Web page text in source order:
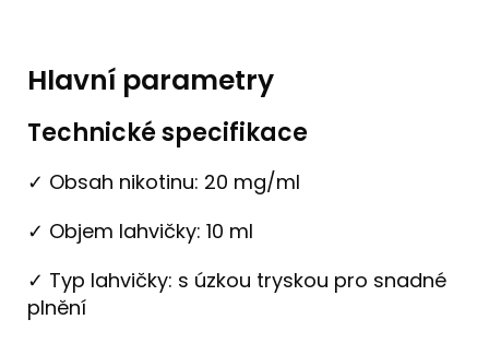
Hlavní parametry
Technické specifikace
✓ Obsah nikotinu: 20 mg/ml
✓ Objem lahvičky: 10 ml
✓ Typ lahvičky: s úzkou tryskou pro snadné
plnění